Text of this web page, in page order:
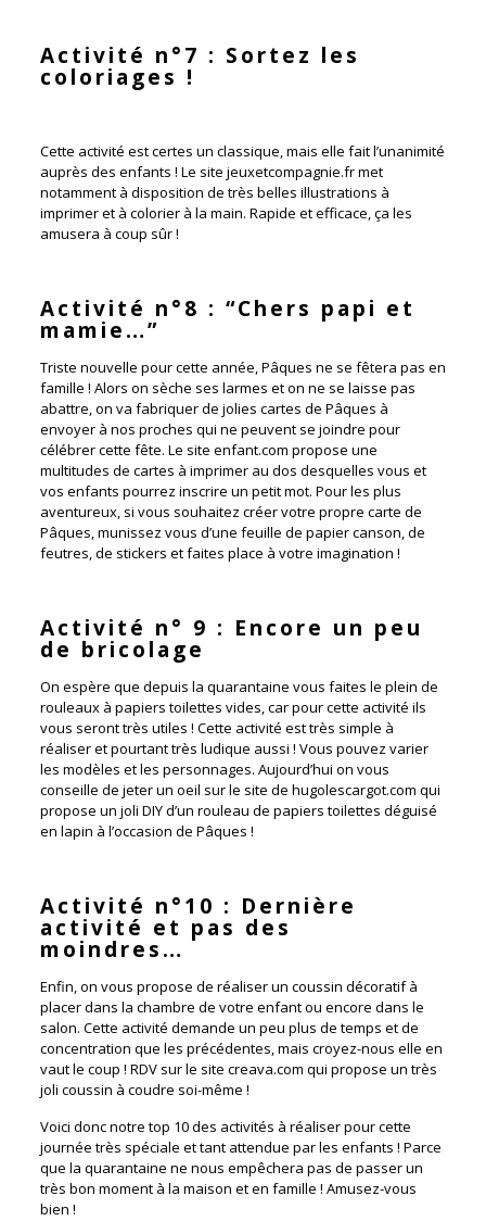
Activité n°7 : Sortez les
coloriages !
Cette activité est certes un classique, mais elle fait l’unanimité
auprès des enfants ! Le site jeuxetcompagnie.fr met
notamment à disposition de très belles illustrations à
imprimer et à colorier à la main. Rapide et efficace, ça les
amusera à coup sûr !
Activité n°8 : “Chers papi et
mamie…”
Triste nouvelle pour cette année, Pâques ne se fêtera pas en
famille ! Alors on sèche ses larmes et on ne se laisse pas
abattre, on va fabriquer de jolies cartes de Pâques à
envoyer à nos proches qui ne peuvent se joindre pour
célébrer cette fête. Le site enfant.com propose une
multitudes de cartes à imprimer au dos desquelles vous et
vos enfants pourrez inscrire un petit mot. Pour les plus
aventureux, si vous souhaitez créer votre propre carte de
Pâques, munissez vous d’une feuille de papier canson, de
feutres, de stickers et faites place à votre imagination !
Activité n° 9 : Encore un peu
de bricolage
On espère que depuis la quarantaine vous faites le plein de
rouleaux à papiers toilettes vides, car pour cette activité ils
vous seront très utiles ! Cette activité est très simple à
réaliser et pourtant très ludique aussi ! Vous pouvez varier
les modèles et les personnages. Aujourd’hui on vous
conseille de jeter un oeil sur le site de hugolescargot.com qui
propose un joli DIY d’un rouleau de papiers toilettes déguisé
en lapin à l’occasion de Pâques !
Activité n°10 : Dernière
activité et pas des
moindres…
Enfin, on vous propose de réaliser un coussin décoratif à
placer dans la chambre de votre enfant ou encore dans le
salon. Cette activité demande un peu plus de temps et de
concentration que les précédentes, mais croyez-nous elle en
vaut le coup ! RDV sur le site creava.com qui propose un très
joli coussin à coudre soi-même !
Voici donc notre top 10 des activités à réaliser pour cette
journée très spéciale et tant attendue par les enfants ! Parce
que la quarantaine ne nous empêchera pas de passer un
très bon moment à la maison et en famille ! Amusez-vous
bien !